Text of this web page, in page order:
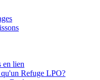
en lien
Refuge LPO?